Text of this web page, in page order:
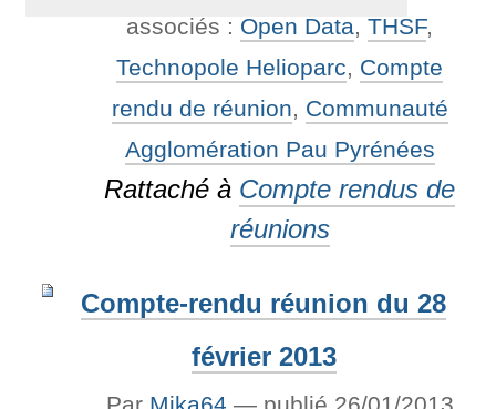
associés : Open Data,THSF,
Technopole Helioparc, Compte
rendu de réunion, Communauté
Agglomération Pau Pyrénées
Rattaché à Compte rendus de
réunions
Compte-rendu réunion du 28
février 2013